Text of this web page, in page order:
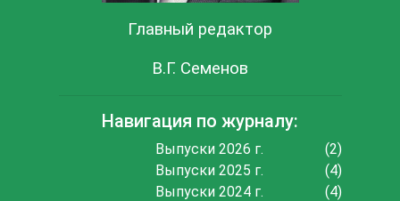
Главный редактор
В.Г. Семенов
Навигация по журналу:
Выпуски 2026 г.
(2)
Выпуски 2025 г.
(4)
Выпуски 2024 г.
(4)